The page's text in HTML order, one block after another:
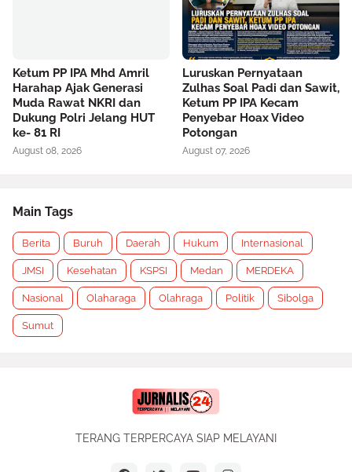
Ketum PP IPA Mhd Amril
Harahap Ajak Generasi
Muda Rawat NKRI dan
Dukung Polri Jelang HUT
ke- 81 RI
August 08, 2026
Luruskan Pernyataan
Zulhas Soal Padi dan Sawit,
Ketum PP IPA Kecam
Penyebar Hoax Video
Potongan
August 07, 2026
Main Tags
Berita Buruh Daerah Hukum Internasional
JMSI Kesehatan KSPSI Medan MERDEKA
Nasional Olaharaga Olahraga Politik Sibolga
Sumut
TERANG TERPERCAYA SIAP MELAYANI